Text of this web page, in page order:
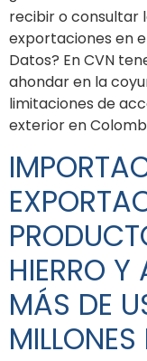
recibir o consultar
exportaciones en
Datos? En CVN
ahondar en la
limitaciones de
exterior en
HIERRO
MÁS DE
MILLONES